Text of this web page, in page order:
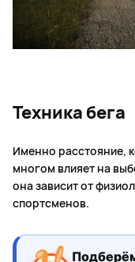
Техника бега
Именно расстояние,
многом влияет на
она зависит от
спортсменов.